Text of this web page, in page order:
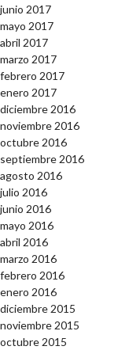
junio 2017
mayo 2017
abril 2017
marzo 2017
febrero 2017
enero 2017
diciembre 2016
noviembre 2016
octubre 2016
septiembre 2016
agosto 2016
julio 2016
junio 2016
mayo 2016
abril 2016
marzo 2016
febrero 2016
enero 2016
diciembre 2015
noviembre 2015
octubre 2015